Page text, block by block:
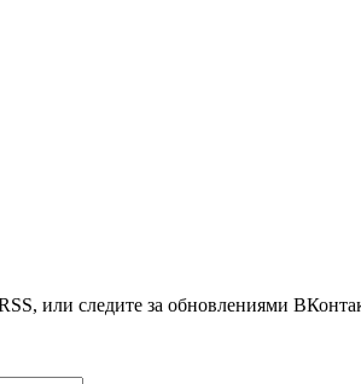
или следите за обновлениями